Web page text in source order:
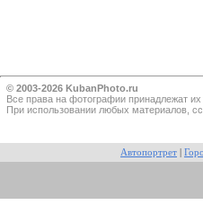
© 2003-2026 KubanPhoto.ru
Все прaва на фотографии принадлежат их
При использовании любых материалов,
Автопортрет